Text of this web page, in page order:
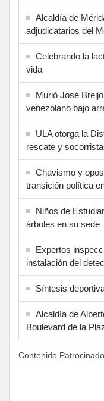
Alcaldía de
adjudicatarios del
Celebrando la
vida
Murió José
venezolano bajo
ULA otorga la
rescate y
Chavismo y
transición política
Niños de
árboles en su sede
Expertos
instalación del
Síntesis
Alcaldía de
Boulevard de la
Contenido Patrocinado